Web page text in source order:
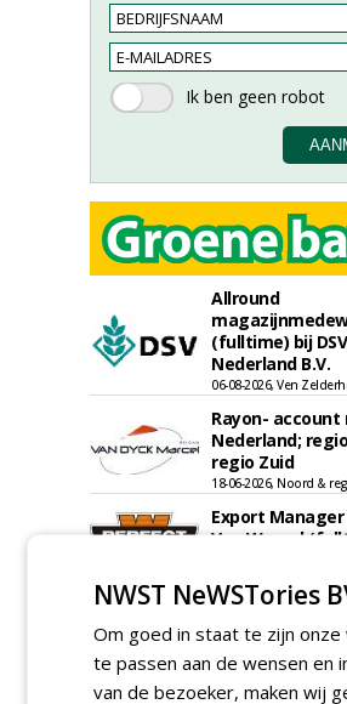
Allround
(fulltime) bij
Nederland B.V.
06-08-2026, Ven
Rayon-
Nederland;
regio Zuid
18-06-2026, Noord &
Export Manager
Van Wamel
Chauffeur
zaden
06-08-2026, Ven-
NWST NeWSTories
Om goed in staat te zijn onze
te passen aan de wensen en
van de bezoeker, maken wij